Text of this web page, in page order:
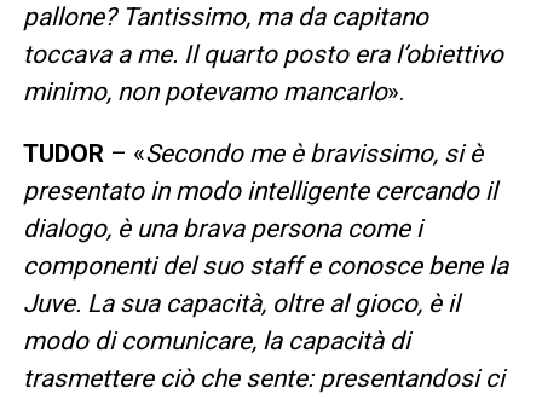
pallone? Tantissimo, ma da capitano
toccava a me. Il quarto posto era l’obiettivo
minimo, non potevamo mancarlo».
TUDOR – «Secondo me è bravissimo, si è
presentato in modo intelligente cercando il
dialogo, è una brava persona come i
componenti del suo staff e conosce bene la
Juve. La sua capacità, oltre al gioco, è il
modo di comunicare, la capacità di
trasmettere ciò che sente: presentandosi ci